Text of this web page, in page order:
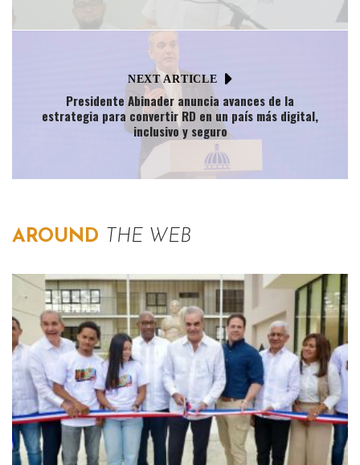
NEXT ARTICLE
Presidente Abinader anuncia avances de la
estrategia para convertir RD en un país más digital,
inclusivo y seguro
AROUND THE WEB